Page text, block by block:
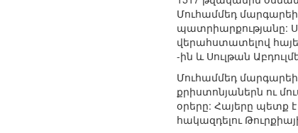
Մուհամմեդ
պատրիարքությանը:
վերահստատելով
-ին և Սուլթան
Մուհամմեդ
քրիստոնյաներն ու
օրերը: Հայերը պետք
հակազդելու